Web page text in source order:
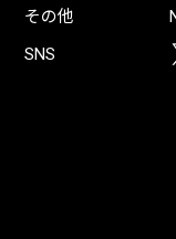
その他
SNS